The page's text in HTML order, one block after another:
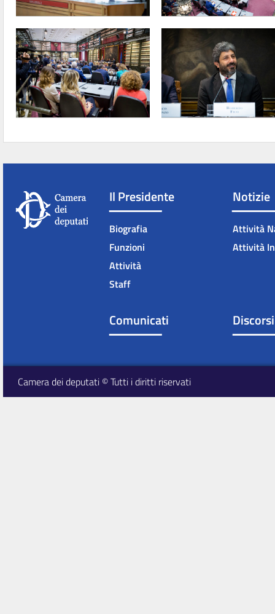
Il Presidente
Biografia
Funzioni
Attività
Staff
Notizie
Attività
Attività
Comunicati Discorsi
Camera dei deputati © Tutti i diritti riservati